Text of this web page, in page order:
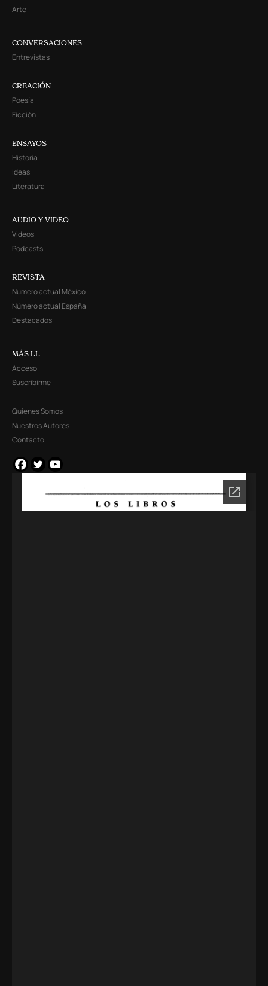
Arte
CONVERSACIONES
Entrevistas
CREACIÓN
Poesía
Ficción
ENSAYOS
Historia
Ideas
Literatura
AUDIO Y VIDEO
Videos
Podcasts
REVISTA
Número actual México
Número actual España
Destacados
MÁS LL
Acceso
Suscribirme
Quienes Somos
Nuestros Autores
Contacto